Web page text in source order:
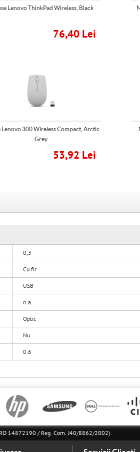
Lenovo ThinkPad Wireless, Black
76,40 Lei
Lenovo 300 Wireless Compact, Arctic
Grey
53,92 Lei
0,3
Cu fir
USB
n.a.
Optic
Nu
0.6
14872190 / Reg. Com. J40/8862/2002)